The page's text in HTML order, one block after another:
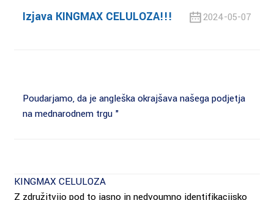
Izjava KINGMAX CELULOZA!!! 2024-05-07
Poudarjamo, da je angleška okrajšava našega podjetja
na mednarodnem trgu "
KINGMAX CELULOZA
Z združitvijo pod to jasno in nedvoumno identifikacijsko